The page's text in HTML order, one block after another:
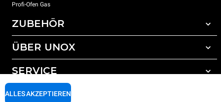
Profi-Ofen Gas
ZUBEHÖR
Gesamtes Zubehör
Wasseraufbereitung mit Kunstharzfiltern
ÜBER UNOX
Unsere Standorte weltweit
SERVICE
Unox garantie
ALLES AKZEPTIEREN